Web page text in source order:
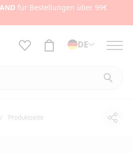
für Bestellungen über 99€
DE
Produktseite